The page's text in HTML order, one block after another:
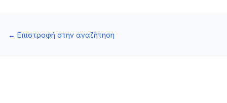
← Επιστροφή στην αναζήτηση